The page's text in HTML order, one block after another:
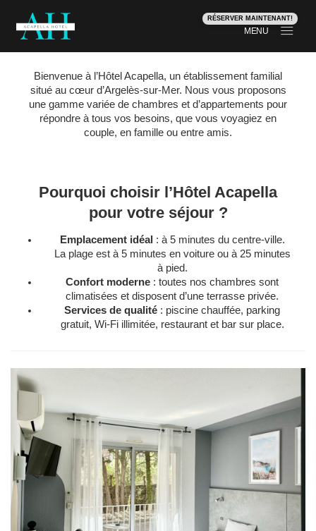
RÉSERVER MAINTENANT!
MENU
Nos chambres à Argelès-sur-Mer
Bienvenue à l’Hôtel Acapella, un établissement familial
situé au cœur d’Argelès-sur-Mer. Nous vous proposons
une gamme variée de chambres et d’appartements pour
répondre à tous vos besoins, que vous voyagiez en
couple, en famille ou entre amis.
Pourquoi choisir l’Hôtel Acapella
pour votre séjour ?
Emplacement idéal : à 5 minutes du centre-ville.
La plage est à 5 minutes en voiture ou à 25 minutes
à pied.
Confort moderne : toutes nos chambres sont
climatisées et disposent d’une terrasse privée.
Services de qualité : piscine chauffée, parking
gratuit, Wi-Fi illimitée, restaurant et bar sur place.